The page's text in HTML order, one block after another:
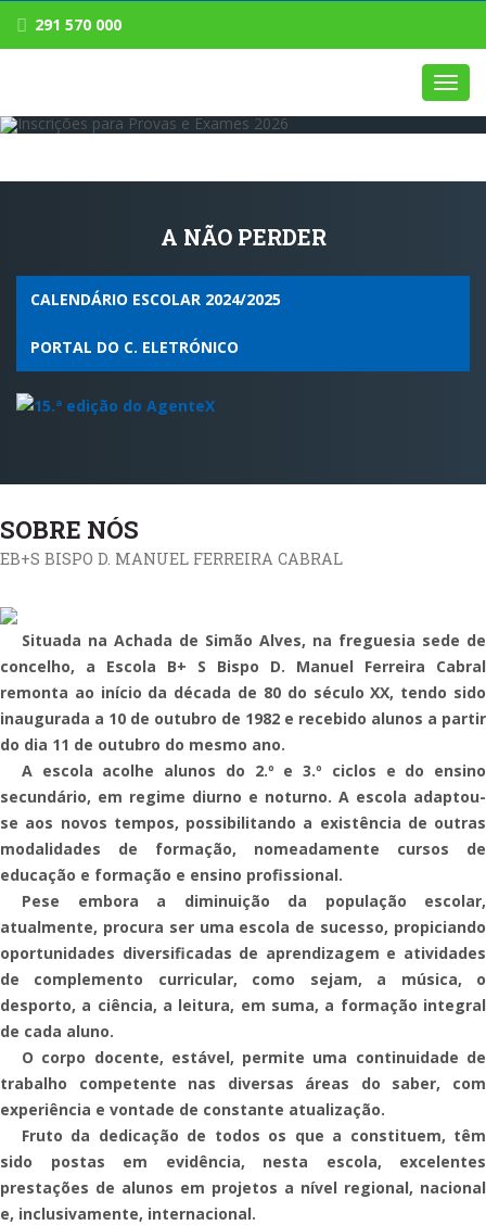
291 570 000
A NÃO PERDER
CALENDÁRIO ESCOLAR 2024/2025
PORTAL DO C. ELETRÓNICO
SOBRE NÓS
EB+S BISPO D. MANUEL FERREIRA CABRAL
Situada na Achada de Simão Alves, na freguesia sede de
concelho, a Escola B+ S Bispo D. Manuel Ferreira Cabral
remonta ao início da década de 80 do século XX, tendo sido
inaugurada a 10 de outubro de 1982 e recebido alunos a partir
do dia 11 de outubro do mesmo ano.
A escola acolhe alunos do 2.º e 3.º ciclos e do ensino
secundário, em regime diurno e noturno. A escola adaptou-
se aos novos tempos, possibilitando a existência de outras
modalidades de formação, nomeadamente cursos de
educação e formação e ensino profissional.
Pese embora a diminuição da população escolar,
atualmente, procura ser uma escola de sucesso, propiciando
oportunidades diversificadas de aprendizagem e atividades
de complemento curricular, como sejam, a música, o
desporto, a ciência, a leitura, em suma, a formação integral
de cada aluno.
O corpo docente, estável, permite uma continuidade de
trabalho competente nas diversas áreas do saber, com
experiência e vontade de constante atualização.
Fruto da dedicação de todos os que a constituem, têm
sido postas em evidência, nesta escola, excelentes
prestações de alunos em projetos a nível regional, nacional
e, inclusivamente, internacional.